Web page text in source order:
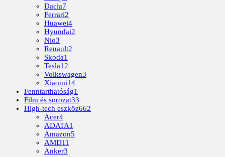
Dacia7
Ferrari2
Huawei4
Hyundai2
Nio3
Renault2
Skoda1
Tesla12
Volkswagen3
Xiaomi14
Fenntarthatóság1
Film és sorozat33
High-tech eszköz662
Acer4
ADATA1
Amazon5
AMD11
Anker3